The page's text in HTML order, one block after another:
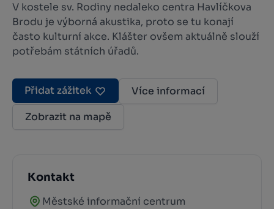
V kostele sv. Rodiny nedaleko centra Havlíčkova
Brodu je výborná akustika, proto se tu konají
často kulturní akce. Klášter ovšem aktuálně slouží
potřebám státních úřadů.
Přidat zážitek
Více informací
Zobrazit na mapě
Kontakt
Městské informační centrum